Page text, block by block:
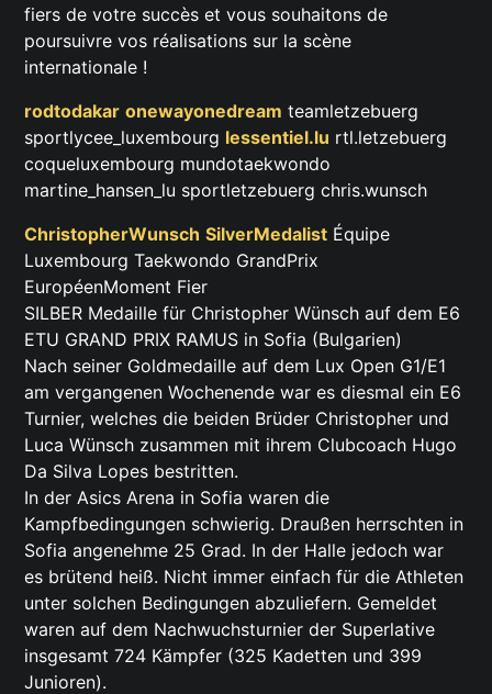
fiers de votre succès et vous souhaitons de
poursuivre vos réalisations sur la scène
internationale !
rodtodakar onewayonedream teamletzebuerg
sportlycee_luxembourg lessentiel.lu rtl.letzebuerg
coqueluxembourg mundotaekwondo
martine_hansen_lu sportletzebuerg chris.wunsch
ChristopherWunsch SilverMedalist Équipe
Luxembourg Taekwondo GrandPrix
EuropéenMoment Fier
SILBER Medaille für Christopher Wünsch auf dem E6
ETU GRAND PRIX RAMUS in Sofia (Bulgarien)
Nach seiner Goldmedaille auf dem Lux Open G1/E1
am vergangenen Wochenende war es diesmal ein E6
Turnier, welches die beiden Brüder Christopher und
Luca Wünsch zusammen mit ihrem Clubcoach Hugo
Da Silva Lopes bestritten.
In der Asics Arena in Sofia waren die
Kampfbedingungen schwierig. Draußen herrschten in
Sofia angenehme 25 Grad. In der Halle jedoch war
es brütend heiß. Nicht immer einfach für die Athleten
unter solchen Bedingungen abzuliefern. Gemeldet
waren auf dem Nachwuchsturnier der Superlative
insgesamt 724 Kämpfer (325 Kadetten und 399
Junioren).